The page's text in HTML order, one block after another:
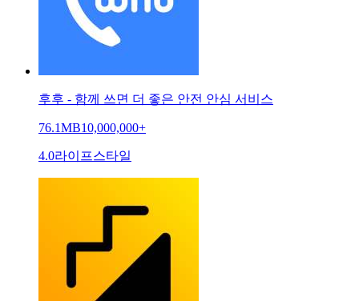
후후 - 함께 쓰면 더 좋은 안전 안심 서비스
76.1MB10,000,000+
4.0라이프스타일